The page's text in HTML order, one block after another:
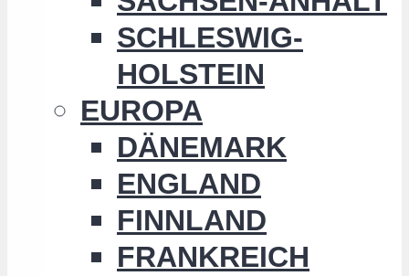
SCHLESWIG-
HOLSTEIN
EUROPA
DÄNEMARK
ENGLAND
FINNLAND
FRANKREICH